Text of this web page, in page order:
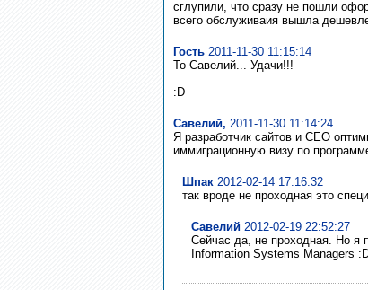
сглупили, что сразу не пошли
всего обслуживаия вышла
Гость 2011-11-30 11:15:14
То Савелий... Удачи!!!
:D
Савелий, 2011-11-30 11:14:24
Я разработчик сайтов и СЕО
иммиграционную визу по
Шпак 2012-02-14 17:16:32
так вроде не проходная это
Савелий 2012-02-19 22:52:27
Сейчас да, не проходная. Но я
Information Systems Managers